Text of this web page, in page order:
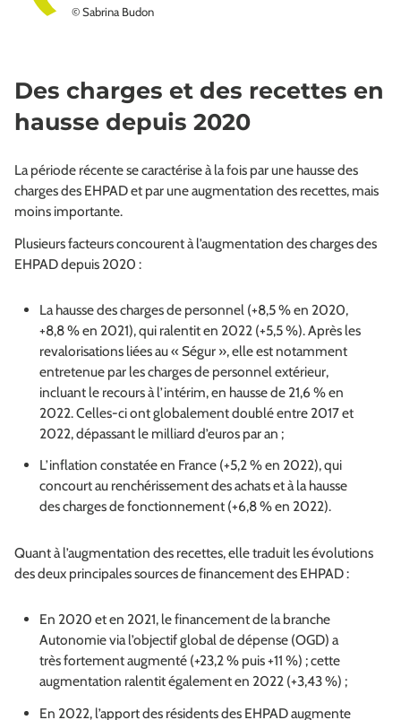
© Sabrina Budon
Des charges et des recettes en
hausse depuis 2020
La période récente se caractérise à la fois par une hausse des
charges des EHPAD et par une augmentation des recettes, mais
moins importante.
Plusieurs facteurs concourent à l’augmentation des charges des
EHPAD depuis 2020 :
La hausse des charges de personnel (+8,5 % en 2020,
+8,8 % en 2021), qui ralentit en 2022 (+5,5 %). Après les
revalorisations liées au « Ségur », elle est notamment
entretenue par les charges de personnel extérieur,
incluant le recours à l’intérim, en hausse de 21,6 % en
2022. Celles-ci ont globalement doublé entre 2017 et
2022, dépassant le milliard d’euros par an ;
L’inflation constatée en France (+5,2 % en 2022), qui
concourt au renchérissement des achats et à la hausse
des charges de fonctionnement (+6,8 % en 2022).
Quant à l’augmentation des recettes, elle traduit les évolutions
des deux principales sources de financement des EHPAD :
En 2020 et en 2021, le financement de la branche
Autonomie via l’objectif global de dépense (OGD) a
très fortement augmenté (+23,2 % puis +11 %) ; cette
augmentation ralentit également en 2022 (+3,43 %) ;
En 2022, l’apport des résidents des EHPAD augmente